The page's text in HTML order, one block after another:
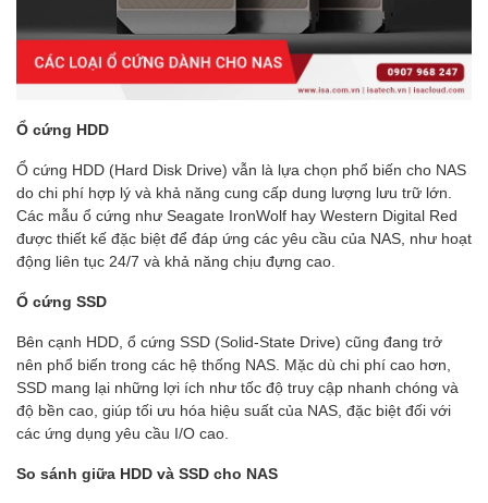
Ổ cứng HDD
Ổ cứng HDD (Hard Disk Drive) vẫn là lựa chọn phổ biến cho NAS
do chi phí hợp lý và khả năng cung cấp dung lượng lưu trữ lớn.
Các mẫu ổ cứng như Seagate IronWolf hay Western Digital Red
được thiết kế đặc biệt để đáp ứng các yêu cầu của NAS, như hoạt
động liên tục 24/7 và khả năng chịu đựng cao.
Ổ cứng SSD
Bên cạnh HDD, ổ cứng SSD (Solid-State Drive) cũng đang trở
nên phổ biến trong các hệ thống NAS. Mặc dù chi phí cao hơn,
SSD mang lại những lợi ích như tốc độ truy cập nhanh chóng và
độ bền cao, giúp tối ưu hóa hiệu suất của NAS, đặc biệt đối với
các ứng dụng yêu cầu I/O cao.
So sánh giữa HDD và SSD cho NAS